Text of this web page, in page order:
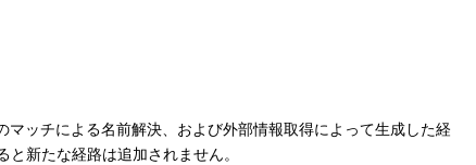
マッチによる名前解決、および外部情報取得によって生成した経
新たな経路は追加されません。